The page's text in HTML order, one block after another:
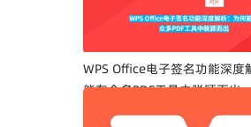
WPS Office电子签名功能深度
能在众多PDF工具中脱颖而出